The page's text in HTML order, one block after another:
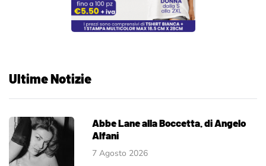
Ultime Notizie
Abbe Lane alla Boccetta. di Angelo
Alfani
7 Agosto 2026